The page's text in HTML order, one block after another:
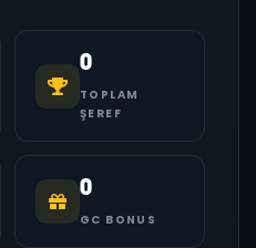
0
TOPLAM
ŞEREF
0
GC BONUS